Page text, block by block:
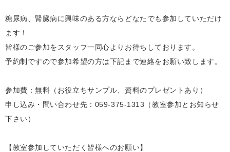
糖尿病、腎臓病に興味のある方ならどなたでも参加していただけ
ます！
皆様のご参加をスタッフ一同心よりお待ちしております。
予約制ですので参加希望の方は下記まで連絡をお願い致します。
参加費：無料（お役立ちサンプル、資料のプレゼントあり）
申し込み・問い合わせ先：059‐375‐1313（教室参加とお知らせ
下さい）
【教室参加していただく皆様へのお願い】